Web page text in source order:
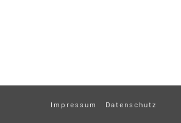
Impressum Datenschutz